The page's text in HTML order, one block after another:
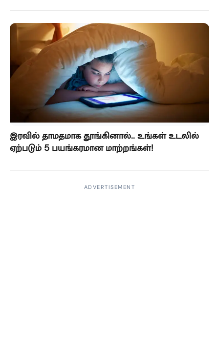
இரவில் தாமதமாக தூங்கினால்.. உங்கள் உடலில்
ஏற்படும் 5 பயங்கரமான மாற்றங்கள்!
ADVERTISEMENT